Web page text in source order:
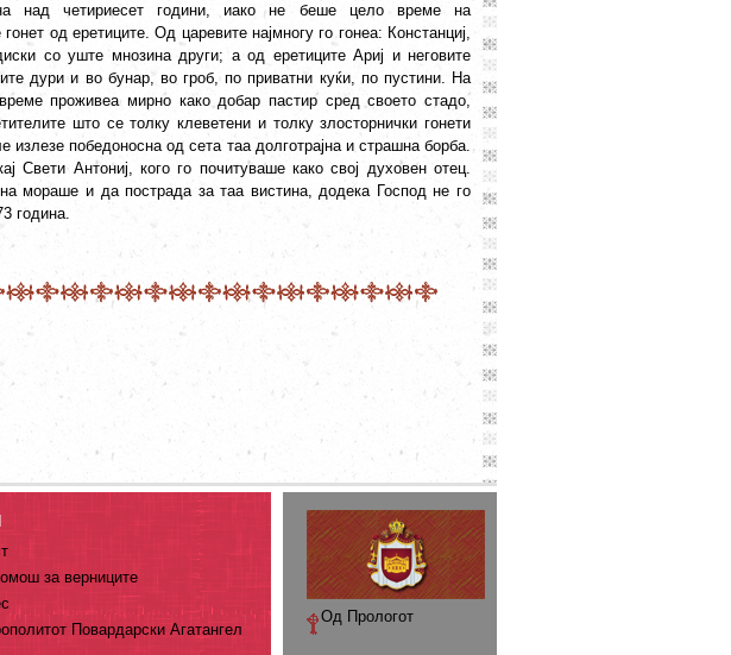
над четириесет години, иако не беше цело време на
од еретиците. Од царевите најмногу го гонеа: Констанциј,
со уште мнозина други; а од еретиците Ариј и неговите
дури и во бунар, во гроб, по приватни куќи, по пустини. На
проживеа мирно како добар пастир сред своето стадо,
што се толку клеветени и толку злосторнички гонети
излезе победоносна од сета таа долготрајна и страшна борба.
Свети Антониј, кого го почитуваше како свој духовен отец.
мораше и да пострада за таа вистина, додека Господ не го
година.
за верниците
Повардарски Агатангел
Од Прологот